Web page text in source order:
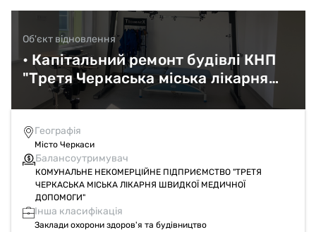
Об'єкт відновлення
• Капітальний ремонт будівлі КНП
"Третя Черкаська міська лікарня
швидкої медичної допомоги"
(реабілітаційне відділення) за
адресою: вул. Олени Теліги, 4 в м.
Черкаси
Географія
Місто Черкаси
Балансоутримувач
КОМУНАЛЬНЕ НЕКОМЕРЦІЙНЕ ПІДПРИЄМСТВО "ТРЕТЯ
ЧЕРКАСЬКА МІСЬКА ЛІКАРНЯ ШВИДКОЇ МЕДИЧНОЇ
ДОПОМОГИ"
Інша класифікація
Заклади охорони здоров'я та будівництво